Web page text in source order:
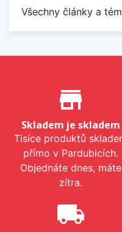
Všechny články a
Proč nakupovat u
store_mall_directory
Skladem je skladem
Tisíce produktů
přímo v Pardubicích.
Objednáte dnes, máte
zítra.
local_shipping